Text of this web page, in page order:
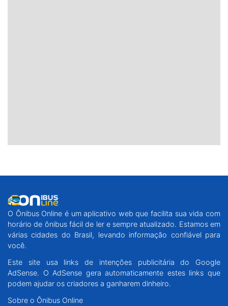
O Ônibus Online é um aplicativo web que facilita sua vida com
horário de ônibus fácil de ler e sempre atualizado. Estamos em
várias cidades do Brasil, levando informação confiável para
você.
Este site usa links de intenções publicitária do Google
AdSense. O AdSense gera automaticamente estes links que
podem ajudar os criadores a ganharem dinheiro.
Sobre o Ônibus Online